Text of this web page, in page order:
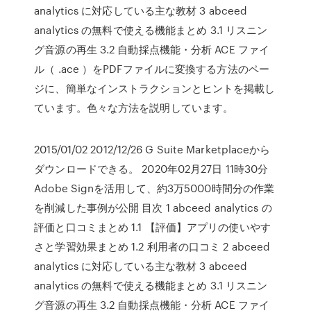
analytics に対応している主な教材 3 abceed
analytics の無料で使える機能まとめ 3.1 リスニン
グ音源の再生 3.2 自動採点機能・分析 ACE ファイ
ル（ .ace ）をPDFファイルに変換する方法のペー
ジに、簡単なインストラクションとヒントを掲載し
ています。色々な方法を説明しています。
2015/01/02 2012/12/26 G Suite Marketplaceから
ダウンロードできる。 2020年02月27日 11時30分
Adobe Signを活用して、約3万5000時間分の作業
を削減した事例が公開 目次 1 abceed analytics の
評価と口コミまとめ 1.1 【評価】アプリの使いやす
さと学習効果まとめ 1.2 利用者の口コミ 2 abceed
analytics に対応している主な教材 3 abceed
analytics の無料で使える機能まとめ 3.1 リスニン
グ音源の再生 3.2 自動採点機能・分析 ACE ファイ